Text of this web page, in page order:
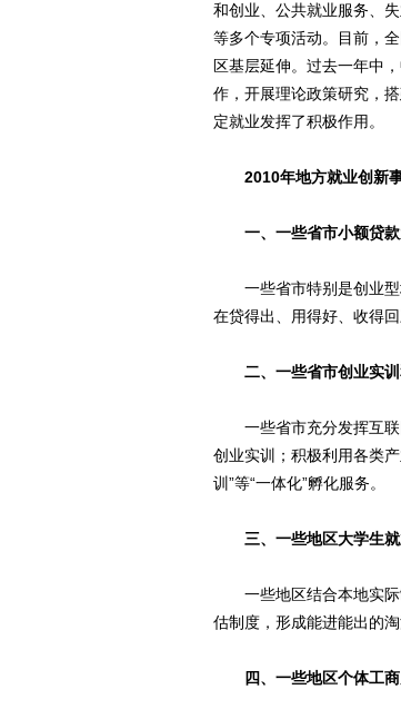
和创业、公共就业服务、
等多个专项活动。目前，
区基层延伸。过去一年中
作，开展理论政策研究，
定就业发挥了积极作用。
2010年地方就业创新
一、一些省市小额贷
一些省市特别是创业型城
在贷得出、用得好、收得
二、一些省市创业实
一些省市充分发挥互联
创业实训；积极利用各类
训”等“一体化”孵化服务。
三、一些地区大学生
一些地区结合本地实际
估制度，形成能进能出的
四、一些地区个体工